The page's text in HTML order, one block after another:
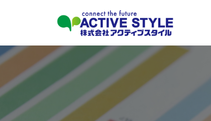
ツ
へ
キ
ッ
シ
ョ
に
移